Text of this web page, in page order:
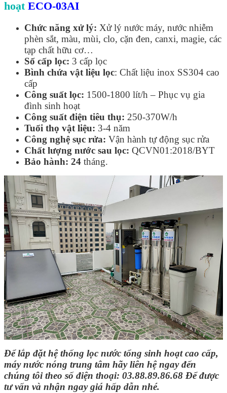
hoạtECO-03AI
Chức năng xử lý: Xử lý nước máy, nước nhiễm
phèn sắt, màu, mùi, clo, cặn đen, canxi, magie, các
tạp chất hữu cơ…
Số cấp lọc: 3 cấp lọc
Bình chứa vật liệu lọc: Chất liệu inox SS304 cao
cấp
Công suất lọc: 1500-1800 lít/h – Phục vụ gia
đình sinh hoạt
Công suất điện tiêu thụ: 250-370W/h
Tuổi thọ vật liệu: 3-4 năm
Công nghệ sục rửa: Vận hành tự động sục rửa
Chất lượng nước sau lọc: QCVN01:2018/BYT
Bảo hành: 24 tháng.
Để lắp đặt hệ thống lọc nước tổng sinh hoạt cao cấp,
máy nước nóng trung tâm hãy liên hệ ngay đến
chúng tôi theo số điện thoại: 03.88.89.86.68 Để được
tư vấn và nhận ngay giá hấp dẫn nhé.